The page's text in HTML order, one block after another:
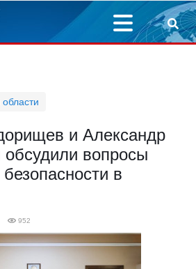
и Александр
вопросы
в
952